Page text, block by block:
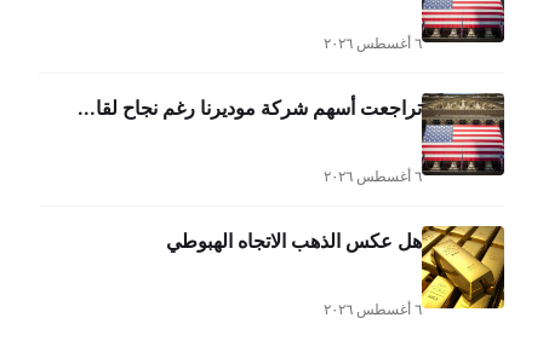
٦ أغسطس ٢٠٢٦
تراجعت أسهم شركة موديرنا رغم نجاح لقا...
٦ أغسطس ٢٠٢٦
هل عكس الذهب الاتجاه الهبوطي
٦ أغسطس ٢٠٢٦